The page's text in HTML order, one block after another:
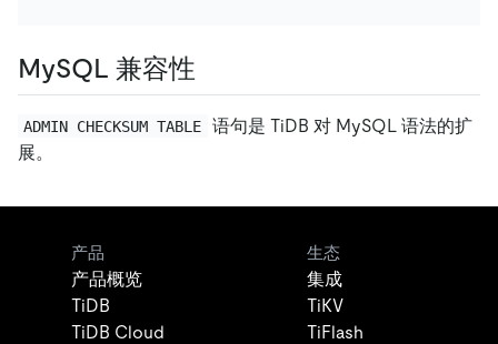
MySQL 兼容性
ADMIN CHECKSUM TABLE
语句是 TiDB 对 MySQL 语法的扩
展。
产品
产品概览
TiDB
TiDB Cloud
生态
集成
TiKV
TiFlash